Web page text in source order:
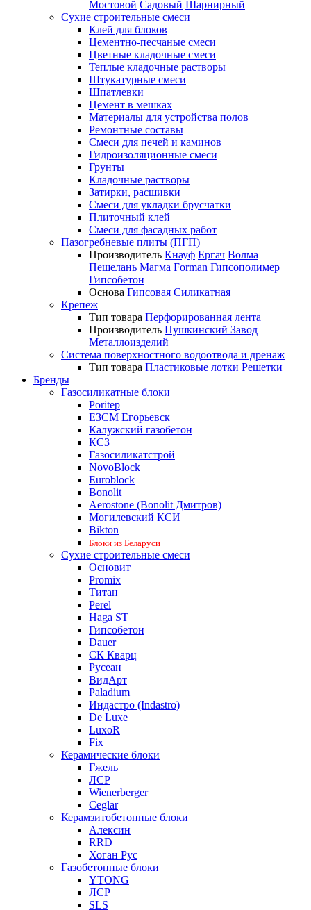
Мостовой Садовый Шарнирный
Сухие строительные смеси
Клей для блоков
Цементно-песчаные смеси
Цветные кладочные смеси
Теплые кладочные растворы
Штукатурные смеси
Шпатлевки
Цемент в мешках
Материалы для устройства полов
Ремонтные составы
Смеси для печей и каминов
Гидроизоляционные смеси
Грунты
Кладочные растворы
Затирки, расшивки
Смеси для укладки брусчатки
Плиточный клей
Смеси для фасадных работ
Пазогребневые плиты (ПГП)
Производитель Кнауф Ергач Волма
Пешелань Магма Forman Гипсополимер
Гипсобетон
Основа Гипсовая Силикатная
Крепеж
Тип товара Перфорированная лента
Производитель Пушкинский Завод
Металлоизделий
Система поверхностного водоотвода и дренаж
Тип товара Пластиковые лотки Решетки
Бренды
Газосиликатные блоки
Poritep
ЕЗСМ Егорьевск
Калужский газобетон
КСЗ
Газосиликатстрой
NovoBlock
Euroblock
Bonolit
Aerostone (Bonolit Дмитров)
Могилевский КСИ
Bikton
Блоки из Беларуси
Сухие строительные смеси
Основит
Promix
Титан
Perel
Haga ST
Гипсобетон
Dauer
СК Кварц
Русеан
ВидАрт
Paladium
Индастро (Indastro)
De Luxe
LuxoR
Fix
Керамические блоки
Гжель
ЛСР
Wienerberger
Ceglar
Керамзитобетонные блоки
Алексин
RRD
Хоган Рус
Газобетонные блоки
YTONG
ЛСР
SLS